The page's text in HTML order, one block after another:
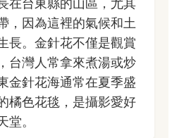
，因為這裡的氣候和土
長。金針花不僅是觀賞
台灣人常拿來煮湯或炒
金針花海通常在夏季盛
橘色花毯，是攝影愛好
堂。